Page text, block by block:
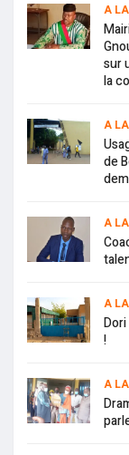
A
sur
la
A
de
A
A
!
A